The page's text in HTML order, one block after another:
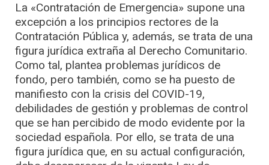
La «Contratación de Emergencia» supone una
excepción a los principios rectores de la
Contratación Pública y, además, se trata de una
figura jurídica extraña al Derecho Comunitario.
Como tal, plantea problemas jurídicos de
fondo, pero también, como se ha puesto de
manifiesto con la crisis del COVID-19,
debilidades de gestión y problemas de control
que se han percibido de modo evidente por la
sociedad española. Por ello, se trata de una
figura jurídica que, en su actual configuración,